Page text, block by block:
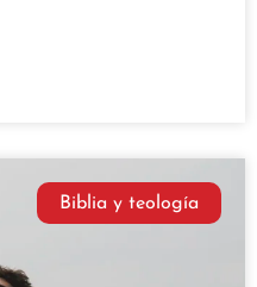
Biblia y teología